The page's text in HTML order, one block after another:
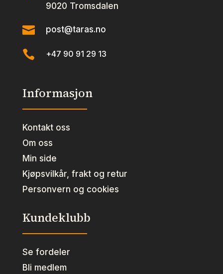
9020 Tromsdalen
 post@taras.no
 +47 90 91 29 13
Informasjon
Kontakt oss
Om oss
Min side
Kjøpsvilkår, frakt og retur
Personvern og cookies
Kundeklubb
Se fordeler
Bli medlem